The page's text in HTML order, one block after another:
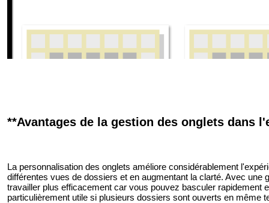
**Avantages de la gestion des onglets dans
La personnalisation des onglets améliore considérablement
différentes vues de dossiers et en augmentant la clarté. Avec une
travailler plus efficacement car vous pouvez basculer rapidement
particulièrement utile si plusieurs dossiers sont ouverts en même